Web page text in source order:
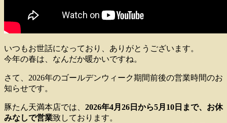
いつもお世話になっており、ありがとうございます。
今年の春は、なんだか暖かいですね。
さて、2026年のゴールデンウィーク期間前後の営業時間のお
知らせです。
豚たん天満本店では、 2026年4月26日から5月10日まで、お休
みなしで営業致しております。